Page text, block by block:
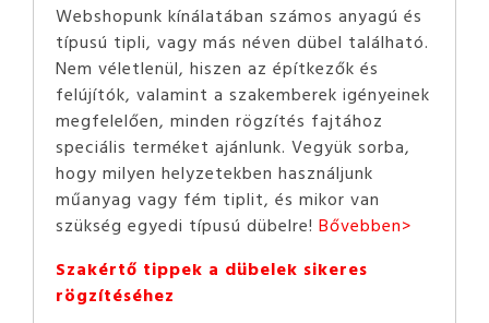
Webshopunk kínálatában számos anyagú és
típusú tipli, vagy más néven dübel található.
Nem véletlenül, hiszen az építkezők és
felújítók, valamint a szakemberek igényeinek
megfelelően, minden rögzítés fajtához
speciális terméket ajánlunk. Vegyük sorba,
hogy milyen helyzetekben használjunk
műanyag vagy fém tiplit, és mikor van
szükség egyedi típusú dübelre! Bővebben>
Szakértő tippek a dübelek sikeres
rögzítéséhez